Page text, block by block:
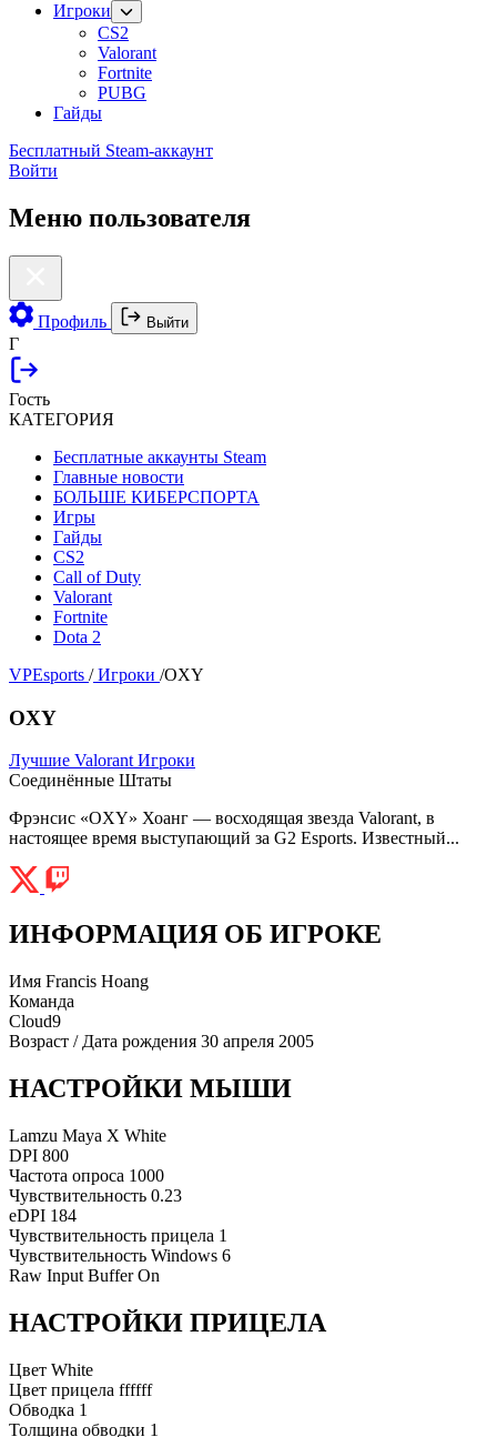
Игроки
CS2
Valorant
Fortnite
PUBG
Гайды
Бесплатный Steam-аккаунт
Войти
Меню пользователя
Профиль Выйти
Г
Гость
КАТЕГОРИЯ
Бесплатные аккаунты Steam
Главные новости
БОЛЬШЕ КИБЕРСПОРТА
Игры
Гайды
CS2
Call of Duty
Valorant
Fortnite
Dota 2
VPEsports / Игроки /OXY
OXY
Лучшие Valorant Игроки
Соединённые Штаты
Фрэнсис «OXY» Хоанг — восходящая звезда Valorant, в
настоящее время выступающий за G2 Esports. Известный...
ИНФОРМАЦИЯ ОБ ИГРОКЕ
Имя Francis Hoang
Команда
Cloud9
Возраст / Дата рождения 30 апреля 2005
НАСТРОЙКИ МЫШИ
Lamzu Maya X White
DPI 800
Частота опроса 1000
Чувствительность 0.23
eDPI 184
Чувствительность прицела 1
Чувствительность Windows 6
Raw Input Buffer On
НАСТРОЙКИ ПРИЦЕЛА
Цвет White
Цвет прицела ffffff
Обводка 1
Толщина обводки 1